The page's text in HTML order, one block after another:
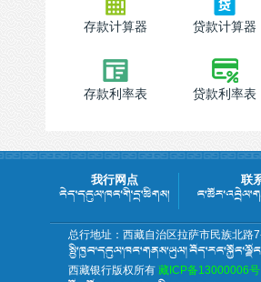
存款计算器 贷款计算器
存款利率表 贷款利率表
我行网点 联
总行地址：西藏自治区拉萨市民族北路
西藏银行版权所有 藏ICP备13000006号